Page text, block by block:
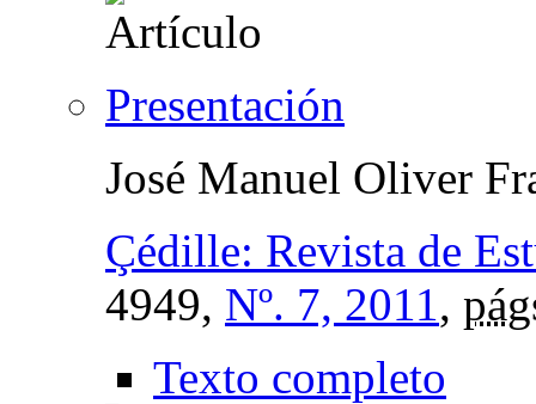
Presentación
José Manuel Oliver
Çédille: Revista de
4949, Nº. 7, 2011,
Texto completo